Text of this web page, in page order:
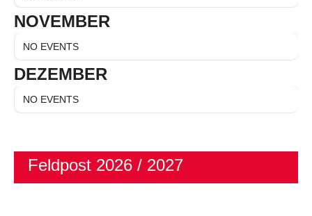
NOVEMBER
NO EVENTS
DEZEMBER
NO EVENTS
Feldpost 2026 / 2027